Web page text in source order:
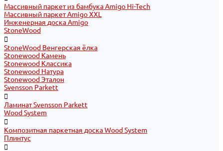
Массивный паркет из бамбука Amigo Hi-Tech
Массивный паркет Amigo XXL
Инженерная доска Amigo
StoneWood
StoneWood Венгерская ёлка
Stonewood Камень
Stonewood Классика
Stonewood Натура
Stonewood Эталон
Svensson Parkett
Ламинат Svensson Parkett
Wood System
Композитная паркетная доска Wood System
Плинтус